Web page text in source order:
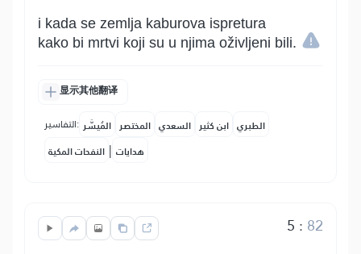
i kada se zemlja kaburova ispretura
kako bi mrtvi koji su u njima oživljeni bili.
显示其他翻译
التفاسير: المُيسَّر المختصر السعدي ابن كثير الطبري
النفحات المكية | هدايات
5 : 82